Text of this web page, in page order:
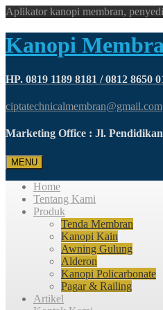
Aplikator kanopi membran,
Kanopi
HP. 0819 1189 8181 / 0812 8650
ciptatechnicalmembran@gmail.com
Marketing Office : Jl.
MENU
Home
Tentang Kami
Produk
Tenda Membran
Kanopi Kain
Awning Gulung
Alderon
Kanopi Policarbonate
Pagar & Railing
Artikel